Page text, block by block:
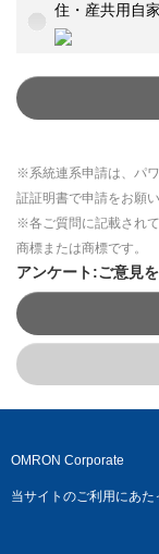
住・産共用自
※系統連系申請は、パ
証証明書で申請をお願い
※各ご質問に記載され
商標または商標です。
アンケート:ご意見
OMRON Corporate
当サイトのご利用にあた